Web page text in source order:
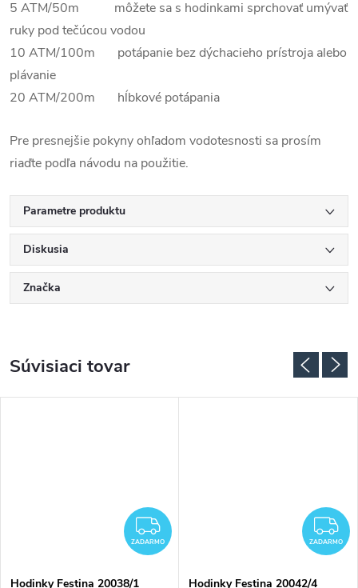
5 ATM/50m môžete sa s hodinkami sprchovať umývať
ruky pod tečúcou vodou
10 ATM/100m potápanie bez dýchacieho prístroja alebo
plávanie
20 ATM/200m hĺbkové potápania
Pre presnejšie pokyny ohľadom vodotesnosti sa prosím
riaďte podľa návodu na použitie.
Parametre produktu
Diskusia
Značka
Súvisiaci tovar
ZADARMO
ZADARMO
Hodinky Festina 20038/1
ZADARMO
Hodinky Festina 20042/4